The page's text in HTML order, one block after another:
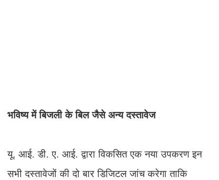
भविष्य में बिजली के बिल जैसे अन्य दस्तावेज
यू. आई. डी. ए. आई. द्वारा विकसित एक नया उपकरण इन
सभी दस्तावेजों की दो बार डिजिटल जांच करेगा ताकि